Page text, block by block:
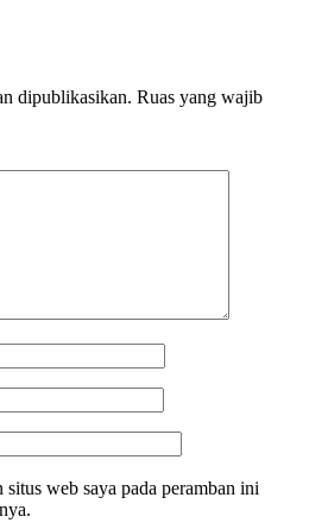
dipublikasikan. Ruas yang wajib
situs web saya pada peramban ini